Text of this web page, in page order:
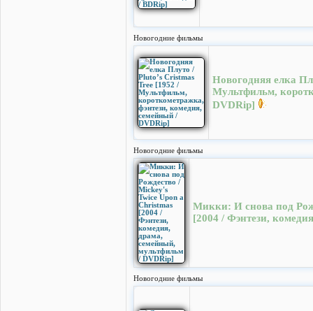
Новогодние фильмы
Новогодняя елка
Мультфильм,
DVDRip]
Новогодние фильмы
Микки: И снова под
[2004 / Фэнтези,
Новогодние фильмы